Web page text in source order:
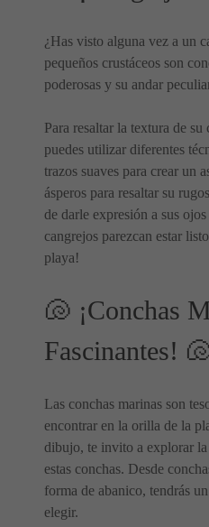
¿Has visto alguna vez a un
pequeños crustáceos son
poderosas y su andar
Para resaltar la textura de su
puedes utilizar diferentes
trazos suaves para crear un
ásperos para resaltar su
de darle expresión a sus
cangrejos parezcan estar
playa!
🐚 ¡Conchas
Fascinantes!
Las conchas marinas son
encontrar en la orilla de la
dibujo, te invito a explorar
estas conchas. Desde
forma de abanico, tendrás
elegir.